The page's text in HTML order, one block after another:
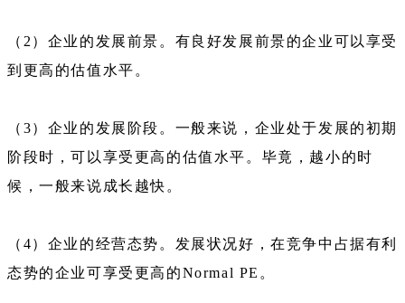
（2）企业的发展前景。有良好发展前景的企业可以享受
到更高的估值水平。
（3）企业的发展阶段。一般来说，企业处于发展的初期
阶段时，可以享受更高的估值水平。毕竟，越小的时
候，一般来说成长越快。
（4）企业的经营态势。发展状况好，在竞争中占据有利
态势的企业可享受更高的Normal PE。